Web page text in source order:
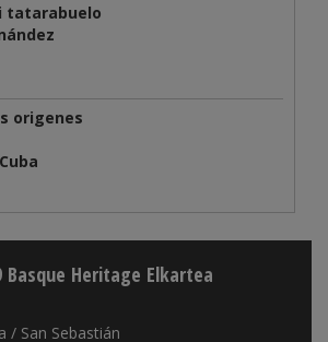
tatarabuelo
origenes
Basque Heritage Elkartea
/ San Sebastián